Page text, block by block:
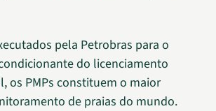
pela Petrobras para o
do licenciamento
os PMPs constituem o maior
de praias do mundo.